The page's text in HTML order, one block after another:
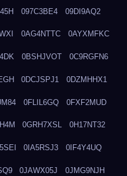
097C3BE4 09DI9AQ2
0AG4NTTC 0AYXMFKC
0BSHJVOT 0C9RGFN6
0DCJSPJ1 0DZMHHX1
0FLIL6GQ 0FXF2MUD
0GRH7XSL 0H17NT32
0IA5RSJ3 0IF4Y4UQ
0JAWX05J 0JMG9NJH